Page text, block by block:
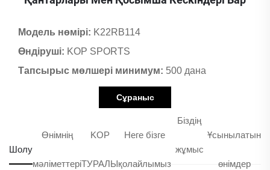
Модель нөмірі: K22RB114
Өндіруші: KOP SPORTS
Тапсырыс мөлшері минимум: 500 дана
Сұраныс
Шолу
Өнімнің
мәліметтері
KOP
ТУРАЛЫ
Неге бізге
қолайлымыз
Біздің
жұмыс
Ұсынылатын
өнімдер